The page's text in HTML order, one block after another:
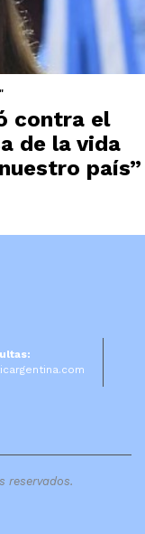
contra el
de la vida
país”
reservados.